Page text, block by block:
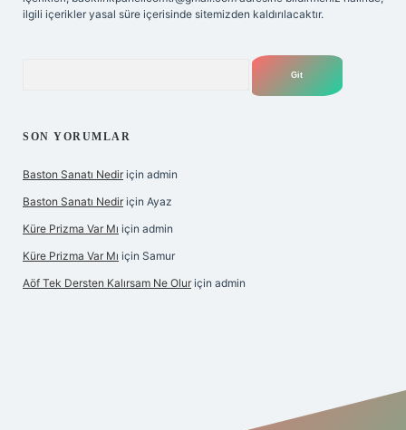
ilgili içerikler yasal süre içerisinde sitemizden kaldırılacaktır.
SON YORUMLAR
Baston Sanatı Nedir için admin
Baston Sanatı Nedir için Ayaz
Küre Prizma Var Mı için admin
Küre Prizma Var Mı için Samur
Aöf Tek Dersten Kalırsam Ne Olur için admin